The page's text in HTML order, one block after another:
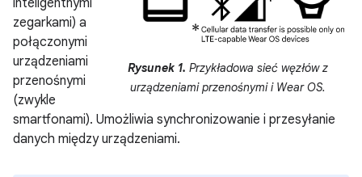
Rysunek 1. Przykładowa sieć węzłów z
urządzeniami przenośnymi i Wear OS.
inteligentnymi
zegarkami) a
połączonymi
urządzeniami
przenośnymi
(zwykle
smartfonami). Umożliwia synchronizowanie i przesyłanie
danych między urządzeniami.